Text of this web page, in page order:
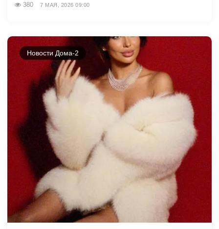
380 7 МАЯ, 2026 09:00
Новости Дома-2